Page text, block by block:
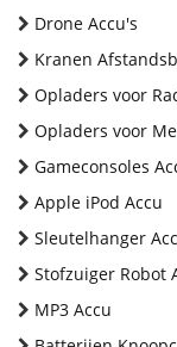
Drone Accu's
Kranen
Opladers voor
Opladers voor
Gameconsoles
Apple iPod Accu
Sleutelhanger
Stofzuiger Robot
MP3 Accu